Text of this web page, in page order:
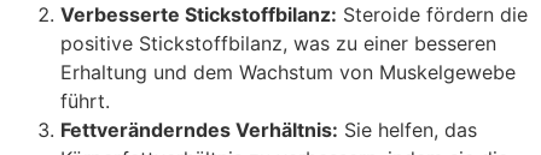
Verbesserte Stickstoffbilanz: Steroide fördern die
positive Stickstoffbilanz, was zu einer besseren
Erhaltung und dem Wachstum von Muskelgewebe
führt.
Fettveränderndes Verhältnis: Sie helfen, das